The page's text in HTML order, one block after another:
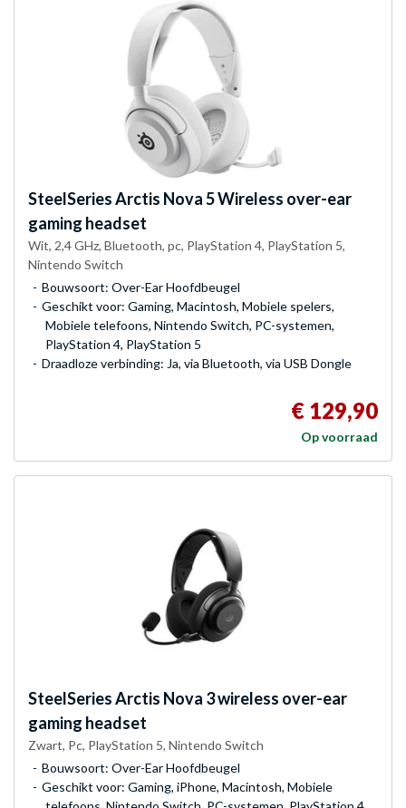
SteelSeriesArctis Nova 5 Wireless over-ear
gaming headset
Wit, 2,4 GHz, Bluetooth, pc, PlayStation 4, PlayStation 5,
Nintendo Switch
Bouwsoort: Over-Ear Hoofdbeugel
Geschikt voor: Gaming, Macintosh, Mobiele spelers,
Mobiele telefoons, Nintendo Switch, PC-systemen,
PlayStation 4, PlayStation 5
Draadloze verbinding: Ja, via Bluetooth, via USB Dongle
€ 129,90
Op voorraad
SteelSeriesArctis Nova 3 wireless over-ear
gaming headset
Zwart, Pc, PlayStation 5, Nintendo Switch
Bouwsoort: Over-Ear Hoofdbeugel
Geschikt voor: Gaming, iPhone, Macintosh, Mobiele